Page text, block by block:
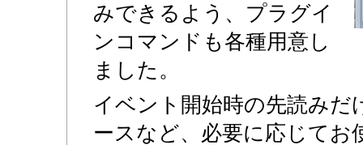
みできるよう、プラグイ
ンコマンドも各種用意し
ました。
イベント開始時の先読みだ
ースなど、必要に応じてお